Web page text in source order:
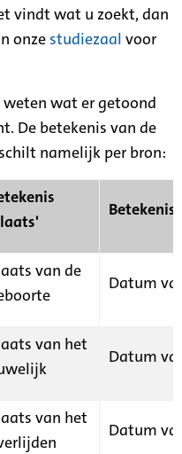
vindt wat u zoekt, dan
onze studiezaal voor
wat er getoond
De betekenis van de
namelijk per bron:
van de
Datum
van het
Datum
van het
Datum